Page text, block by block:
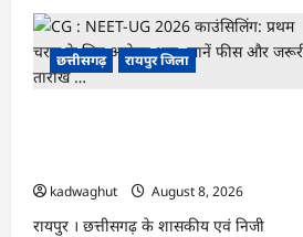
CG
:
मुख्यमंत्री
ने
लॉन्च
‘कोशल
फैब’
…
छत्तीसगढ़ रायपुर जिला
kadwaghut
August 8, 2026
रायपुर । छत्तीसगढ़ के शासकीय एवं निजी